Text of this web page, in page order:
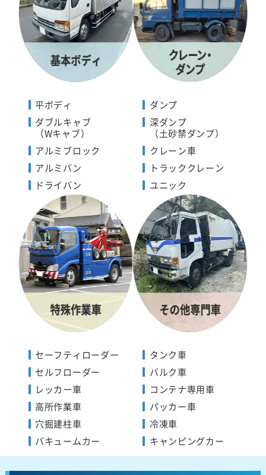
平ボディ
ダブルキャブ
（Wキャブ）
アルミブロック
アルミバン
ドライバン
ダンプ
深ダンプ
（土砂禁ダンプ）
クレーン車
トラッククレーン
ユニック
セーフティローダー
セルフローダー
レッカー車
高所作業車
穴掘建柱車
バキュームカー
タンク車
バルク車
コンテナ専用車
パッカー車
冷凍車
キャンピングカー